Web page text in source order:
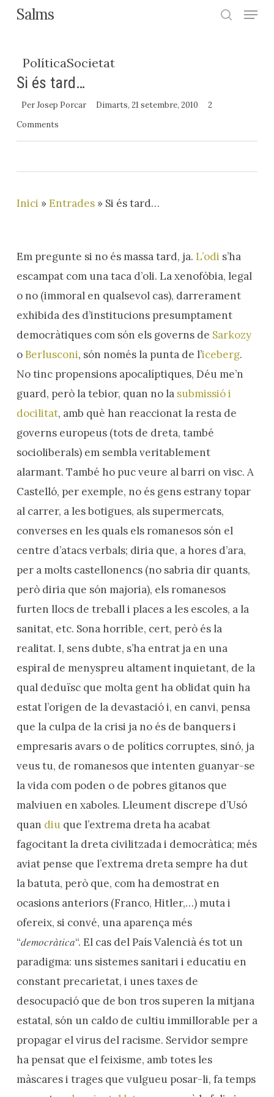
Skip
content
Salms Menu
PolíticaSocietat
Si és tard…
PerJosep Porcar Dimarts, 21 setembre, 2010
2
Comments
Inici »Entrades» Si és tard…
Em pregunte si no és massa tard, ja. L’odi s’ha
escampat com una taca d’oli. La xenofòbia, legal
o no (immoral en qualsevol cas), darrerament
exhibida des d’institucions presumptament
democràtiques com són els governs de Sarkozy
oBerlusconi, són només la punta de l’iceberg.
No tinc propensions apocalíptiques, Déu me’n
guard, però la tebior, quan no la submissió i
docilitat, amb què han reaccionat la resta de
governs europeus (tots de dreta, també
socioliberals) em sembla veritablement
alarmant. També ho puc veure al barri on visc. A
Castelló, per exemple, no és gens estrany topar
al carrer, a les botigues, als supermercats,
converses en les quals els romanesos són el
centre d’atacs verbals; diria que, a hores d’ara,
per a molts castellonencs (no sabria dir quants,
però diria que són majoria), els romanesos
furten llocs de treball i places a les escoles, a la
sanitat, etc. Sona horrible, cert, però és la
realitat. I, sens dubte, s’ha entrat ja en una
espiral de menyspreu altament inquietant, de la
qual deduïsc que molta gent ha oblidat quin ha
estat l’origen de la devastació i, en canvi, pensa
que la culpa de la crisi ja no és de banquers i
empresaris avars o de polítics corruptes, sinó, ja
veus tu, de romanesos que intenten guanyar-se
la vida com poden o de pobres gitanos que
malviuen en xaboles. Lleument discrepe d’Usó
quan diuque l’extrema dreta ha acabat
fagocitant la dreta civilitzada i democràtica; més
aviat pense que l’extrema dreta sempre ha dut
la batuta, però que, com ha demostrat en
ocasions anteriors (Franco, Hitler,…) muta i
ofereix, si convé, una aparença més
“democràtica“. El cas del País Valencià és tot un
paradigma: uns sistemes sanitari i educatiu en
constant precarietat, i unes taxes de
desocupació que de bon tros superen la mitjana
estatal, són un caldo de cultiu immillorable per a
propagar el virus del racisme. Servidor sempre
ha pensat que el feixisme, amb totes les
màscares i trages que vulgueu posar-li, fa temps